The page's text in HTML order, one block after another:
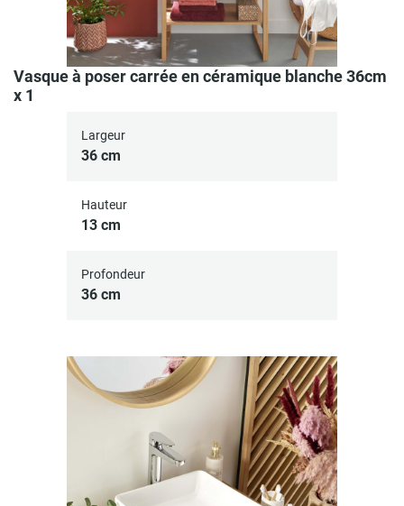
Vasque à poser carrée en céramique blanche 36cm
x 1
Largeur
36 cm
Hauteur
13 cm
Profondeur
36 cm